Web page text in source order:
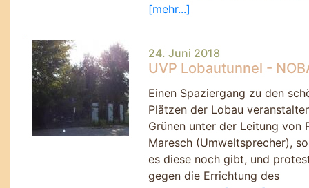
[mehr...]
24. Juni 2018
UVP Lobautunnel -
Einen Spaziergang zu den
Plätzen der Lobau
Grünen unter der Leitung von
Maresch (Umweltsprecher),
es diese noch gibt, und
gegen die Errichtung des